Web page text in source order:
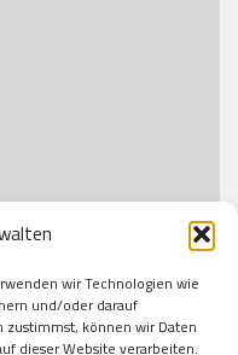
wir Technologien wie
und/oder darauf
können wir Daten
dieser Website verarbeiten.